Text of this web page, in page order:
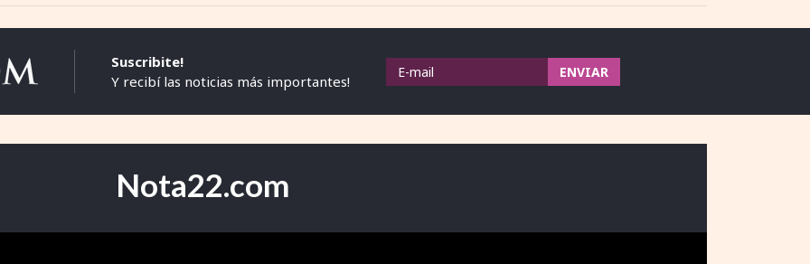
Suscribite!
Y recibí las noticias más importantes!
Nota22.com